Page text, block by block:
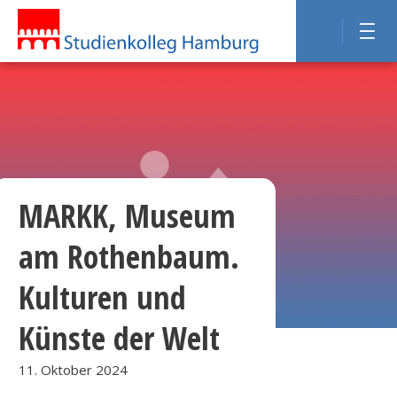
MARKK, Museum
am Rothenbaum.
Kulturen und
Künste der Welt
11. Oktober 2024